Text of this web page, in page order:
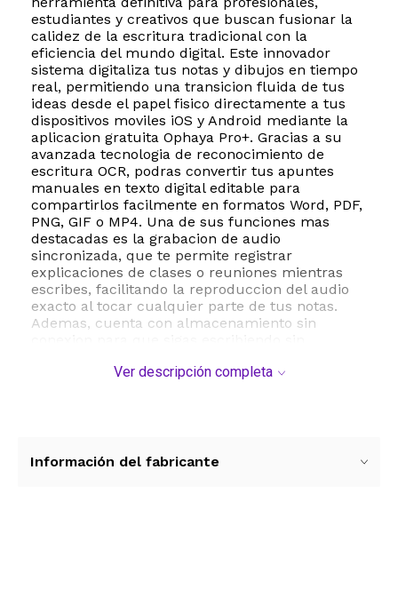
estudiantes y creativos que buscan fusionar la
calidez de la escritura tradicional con la
eficiencia del mundo digital. Este innovador
sistema digitaliza tus notas y dibujos en tiempo
real, permitiendo una transicion fluida de tus
ideas desde el papel fisico directamente a tus
dispositivos moviles iOS y Android mediante la
aplicacion gratuita Ophaya Pro+. Gracias a su
avanzada tecnologia de reconocimiento de
escritura OCR, podras convertir tus apuntes
manuales en texto digital editable para
compartirlos facilmente en formatos Word, PDF,
PNG, GIF o MP4. Una de sus funciones mas
destacadas es la grabacion de audio
sincronizada, que te permite registrar
explicaciones de clases o reuniones mientras
escribes, facilitando la reproduccion del audio
exacto al tocar cualquier parte de tus notas.
Ademas, cuenta con almacenamiento sin
sincronizando todo de manera automatica al
de tinta y un cable de carga USB-C. Optimiza tu
Ver descripción completa
Información del fabricante